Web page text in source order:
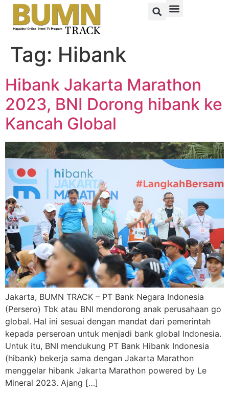
Tag: Hibank
Hibank Jakarta Marathon
2023, BNI Dorong hibank ke
Kancah Global
Jakarta, BUMN TRACK – PT Bank Negara Indonesia
(Persero) Tbk atau BNI mendorong anak perusahaan go
global. Hal ini sesuai dengan mandat dari pemerintah
kepada perseroan untuk menjadi bank global Indonesia.
Untuk itu, BNI mendukung PT Bank Hibank Indonesia
(hibank) bekerja sama dengan Jakarta Marathon
menggelar hibank Jakarta Marathon powered by Le
Mineral 2023. Ajang […]